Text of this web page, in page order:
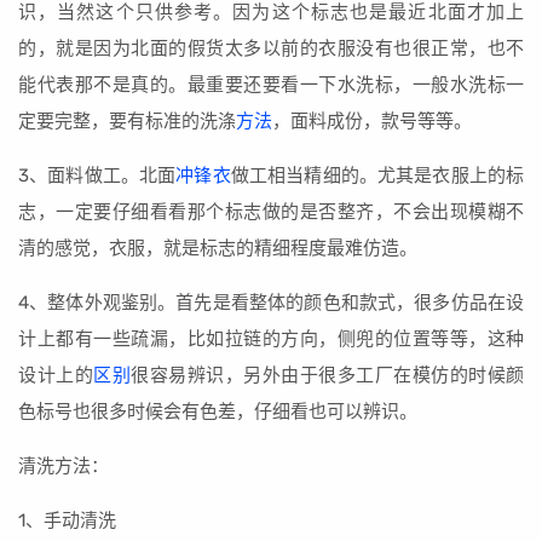
识，当然这个只供参考。因为这个标志也是最近北面才加上
的，就是因为北面的假货太多以前的衣服没有也很正常，也不
能代表那不是真的。最重要还要看一下水洗标，一般水洗标一
定要完整，要有标准的洗涤方法，面料成份，款号等等。
3、面料做工。北面冲锋衣做工相当精细的。尤其是衣服上的标
志，一定要仔细看看那个标志做的是否整齐，不会出现模糊不
清的感觉，衣服，就是标志的精细程度最难仿造。
4、整体外观鉴别。首先是看整体的颜色和款式，很多仿品在设
计上都有一些疏漏，比如拉链的方向，侧兜的位置等等，这种
设计上的区别 很容易辨识，另外由于很多工厂在模仿的时候颜
色标号也很多时候会有色差，仔细看也可以辨识。
清洗方法：
1、手动清洗